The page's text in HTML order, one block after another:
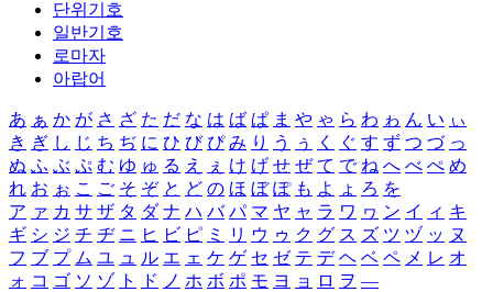
단위기호
일반기호
로마자
아랍어
あ ぁ か が さ ざ た だ な は ば ぱ ま や ゃ ら わ ゎ ん い ぃ
き ぎ し じ ち ぢ に ひ び ぴ み り う ぅ く ぐ す ず つ づ っ
ぬ ふ ぶ ぷ む ゆ ゅ る え ぇ け げ せ ぜ て で ね へ べ ぺ め
れ お ぉ こ ご そ ぞ と ど の ほ ぼ ぽ も よ ょ ろ を
ア ァ カ サ ザ タ ダ ナ ハ バ パ マ ヤ ャ ラ ワ ヮ ン イ ィ キ
ギ シ ジ チ ヂ ニ ヒ ビ ピ ミ リ ウ ゥ ク グ ス ズ ツ ヅ ッ ヌ
フ ブ プ ム ユ ュ ル エ ェ ケ ゲ セ ゼ テ デ ヘ ベ ペ メ レ オ
ォ コ ゴ ソ ゾ ト ド ノ ホ ボ ポ モ ヨ ョ ロ ヲ ―